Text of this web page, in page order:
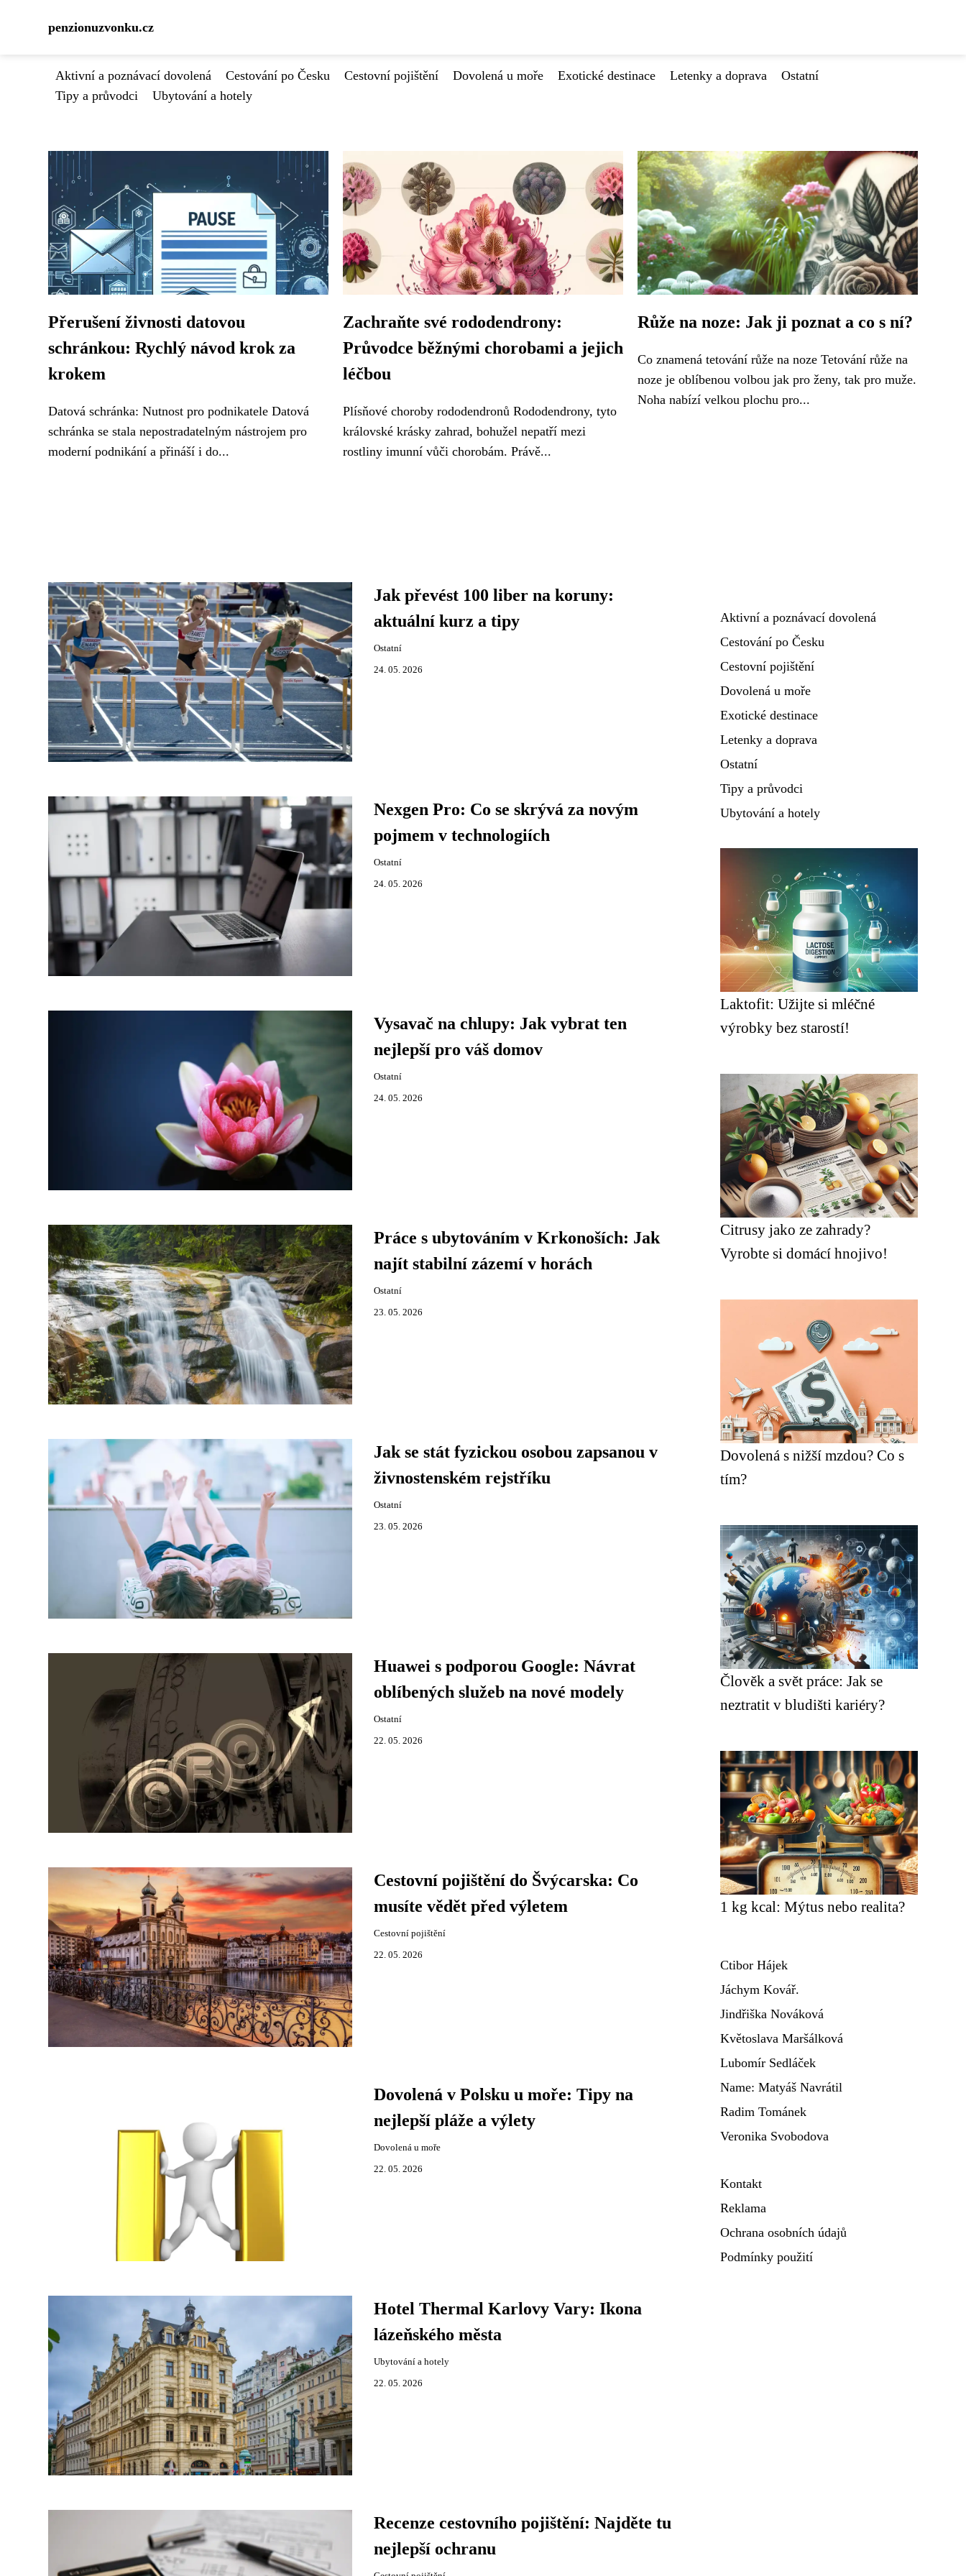
penzionuzvonku.cz
Aktivní a poznávací dovolená Cestování po Česku Cestovní pojištění Dovolená u moře Exotické destinace Letenky a doprava
Ostatní
Tipy a průvodci
Ubytování a hotely
Přerušení živnosti datovou
schránkou: Rychlý návod krok za
krokem
Datová schránka: Nutnost pro podnikatele Datová
schránka se stala nepostradatelným nástrojem pro
moderní podnikání a přináší i do...
Zachraňte své rododendrony:
Průvodce běžnými chorobami a jejich
léčbou
Plísňové choroby rododendronů Rododendrony, tyto
královské krásky zahrad, bohužel nepatří mezi
rostliny imunní vůči chorobám. Právě...
Růže na noze: Jak ji poznat a co s ní?
Co znamená tetování růže na noze Tetování růže na
noze je oblíbenou volbou jak pro ženy, tak pro muže.
Noha nabízí velkou plochu pro...
Jak převést 100 liber na koruny:
aktuální kurz a tipy
Ostatní
24. 05. 2026
Nexgen Pro: Co se skrývá za novým
pojmem v technologiích
Ostatní
24. 05. 2026
Vysavač na chlupy: Jak vybrat ten
nejlepší pro váš domov
Ostatní
24. 05. 2026
Práce s ubytováním v Krkonoších: Jak
najít stabilní zázemí v horách
Ostatní
23. 05. 2026
Jak se stát fyzickou osobou zapsanou v
živnostenském rejstříku
Ostatní
23. 05. 2026
Huawei s podporou Google: Návrat
oblíbených služeb na nové modely
Ostatní
22. 05. 2026
Cestovní pojištění do Švýcarska: Co
musíte vědět před výletem
Cestovní pojištění
22. 05. 2026
Dovolená v Polsku u moře: Tipy na
nejlepší pláže a výlety
Dovolená u moře
22. 05. 2026
Hotel Thermal Karlovy Vary: Ikona
lázeňského města
Ubytování a hotely
22. 05. 2026
Recenze cestovního pojištění: Najděte tu
nejlepší ochranu
Aktivní a poznávací dovolená
Cestování po Česku
Cestovní pojištění
Dovolená u moře
Exotické destinace
Letenky a doprava
Ostatní
Tipy a průvodci
Ubytování a hotely
Laktofit: Užijte si mléčné
výrobky bez starostí!
Citrusy jako ze zahrady?
Vyrobte si domácí hnojivo!
Dovolená s nižší mzdou? Co s
tím?
Člověk a svět práce: Jak se
neztratit v bludišti kariéry?
1 kg kcal: Mýtus nebo realita?
Ctibor Hájek
Jáchym Kovář.
Jindřiška Nováková
Květoslava Maršálková
Lubomír Sedláček
Name: Matyáš Navrátil
Radim Tománek
Veronika Svobodova
Kontakt
Reklama
Ochrana osobních údajů
Podmínky použití